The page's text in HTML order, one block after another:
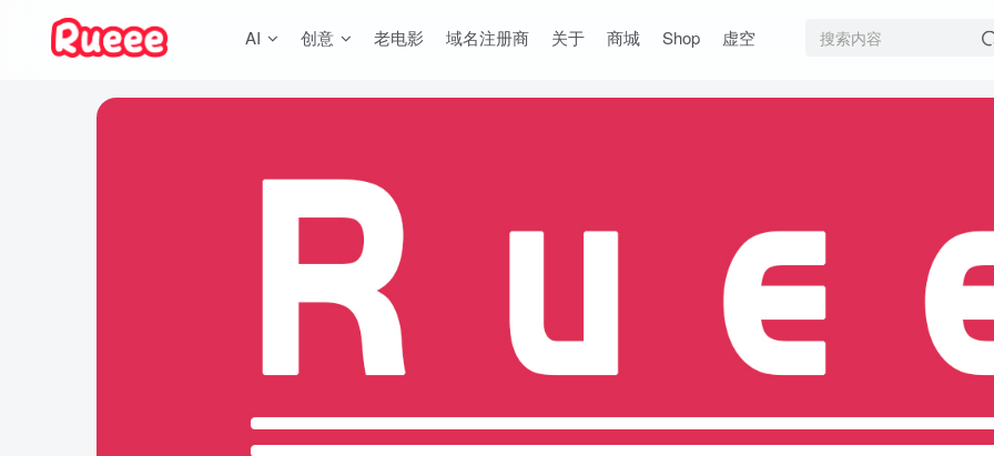
AI 创意 老电影 域名注册商 关于 商城 Shop 虚空